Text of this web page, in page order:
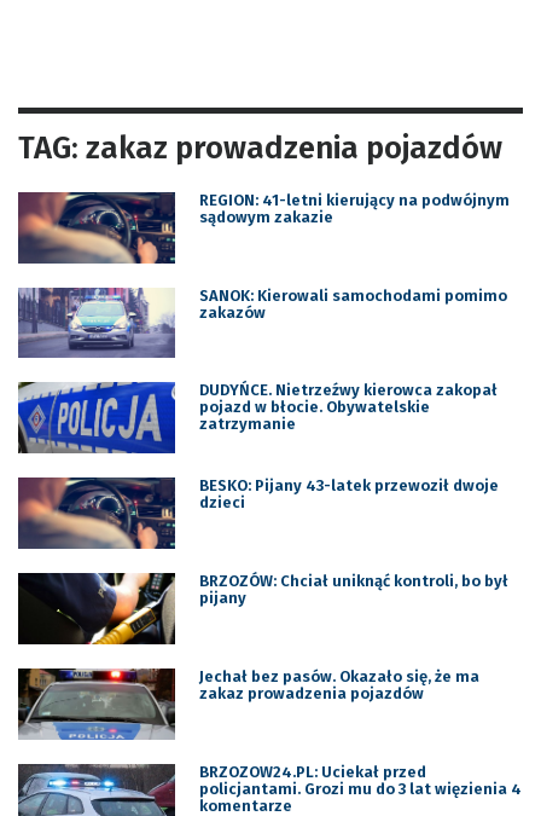
TAG: zakaz prowadzenia pojazdów
REGION: 41-letni kierujący na podwójnym
sądowym zakazie
SANOK: Kierowali samochodami pomimo
zakazów
DUDYŃCE. Nietrzeźwy kierowca zakopał
pojazd w błocie. Obywatelskie
zatrzymanie
BESKO: Pijany 43-latek przewoził dwoje
dzieci
BRZOZÓW: Chciał uniknąć kontroli, bo był
pijany
Jechał bez pasów. Okazało się, że ma
zakaz prowadzenia pojazdów
BRZOZOW24.PL: Uciekał przed
policjantami. Grozi mu do 3 lat więzienia 4
komentarze